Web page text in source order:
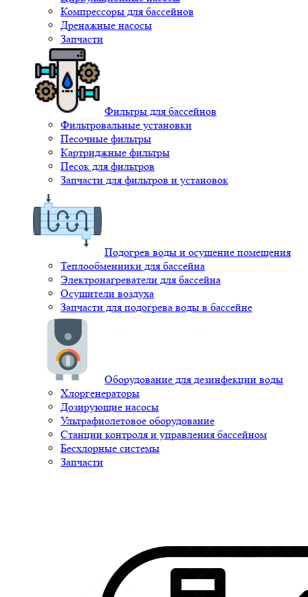
Компрессоры для бассейнов
Дренажные насосы
Запчасти
Фильтры для бассейнов
Фильтровальные установки
Песочные фильтры
Картриджные фильтры
Песок для фильтров
Запчасти для фильтров и установок
Подогрев воды и осушение помещения
Теплообменники для бассейна
Электронагреватели для бассейна
Осушители воздуха
Запчасти для подогрева воды в бассейне
Оборудование для дезинфекции воды
Хлоргенераторы
Дозирующие насосы
Ультрафиолетовое оборудование
Станции контроля и управления бассейном
Бесхлорные системы
Запчасти